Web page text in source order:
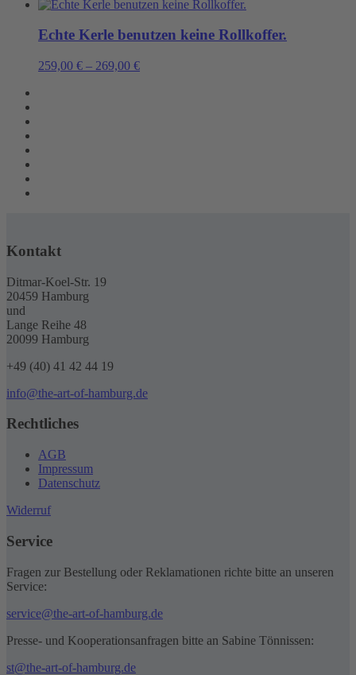
Echte Kerle benutzen keine Rollkoffer.
259,00 € – 269,00 €
Kontakt
Ditmar-Koel-Str. 19
20459 Hamburg
und
Lange Reihe 48
20099 Hamburg
+49 (40) 41 42 44 19
info@the-art-of-hamburg.de
Rechtliches
AGB
Impressum
Datenschutz
Widerruf
Service
Fragen zur Bestellung oder Reklamationen richte bitte an unseren
Service:
service@the-art-of-hamburg.de
Presse- und Kooperationsanfragen bitte an Sabine Tönnissen:
st@the-art-of-hamburg.de